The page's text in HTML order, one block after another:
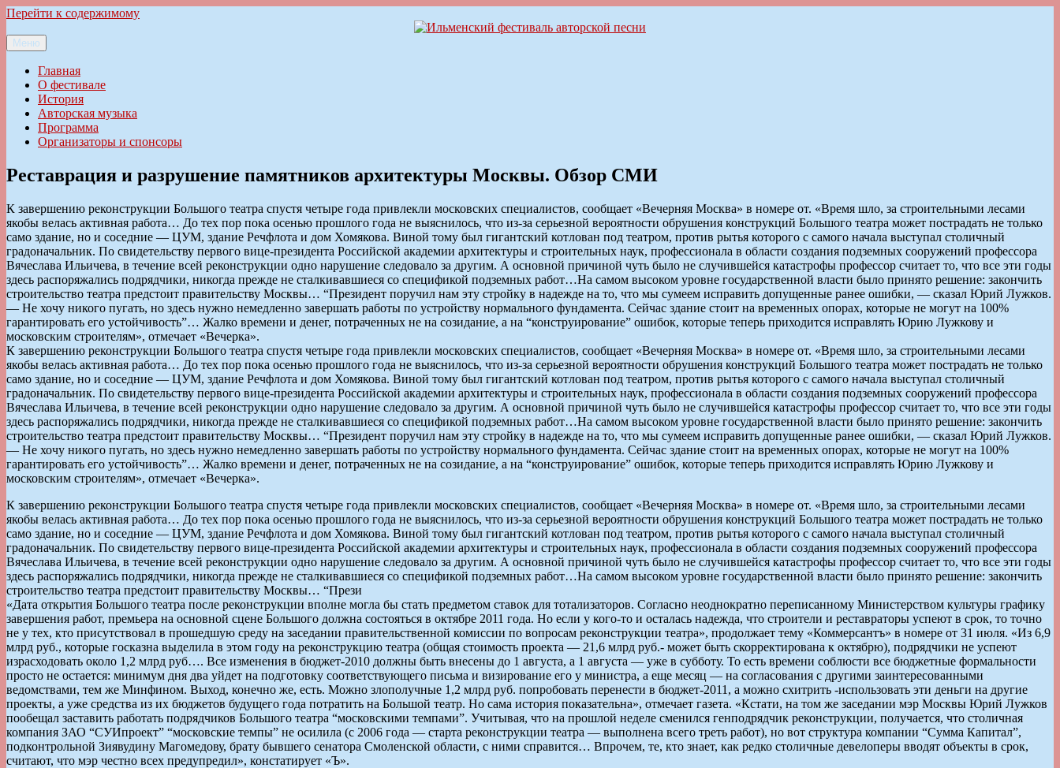
Перейти к содержимому
Ильменский фестиваль авторской песни
Меню
Главная
О фестивале
История
Авторская музыка
Программа
Организаторы и спонсоры
Реставрация и разрушение памятников архитектуры Москвы. Обзор СМИ
К завершению реконструкции Большого театра спустя четыре года привлекли московских специалистов, сообщает «Вечерняя Москва» в номере от. «Время шло, за строительными лесами
якобы велась активная работа… До тех пор пока осенью прошлого года не выяснилось, что из-за серьезной вероятности обрушения конструкций Большого театра может пострадать не только
само здание, но и соседние — ЦУМ, здание Речфлота и дом Хомякова. Виной тому был гигантский котлован под театром, против рытья которого с самого начала выступал столичный
градоначальник. По свидетельству первого вице-президента Российской академии архитектуры и строительных наук, профессионала в области создания подземных сооружений профессора
Вячеслава Ильичева, в течение всей реконструкции одно нарушение следовало за другим. А основной причиной чуть было не случившейся катастрофы профессор считает то, что все эти годы
здесь распоряжались подрядчики, никогда прежде не сталкивавшиеся со спецификой подземных работ…На самом высоком уровне государственной власти было принято решение: закончить
строительство театра предстоит правительству Москвы… “Президент поручил нам эту стройку в надежде на то, что мы сумеем исправить допущенные ранее ошибки, — сказал Юрий Лужков.
— Не хочу никого пугать, но здесь нужно немедленно завершать работы по устройству нормального фундамента. Сейчас здание стоит на временных опорах, которые не могут на 100%
гарантировать его устойчивость”… Жалко времени и денег, потраченных не на созидание, а на “конструирование” ошибок, которые теперь приходится исправлять Юрию Лужкову и
московским строителям», отмечает «Вечерка».
К завершению реконструкции Большого театра спустя четыре года привлекли московских специалистов, сообщает «Вечерняя Москва» в номере от. «Время шло, за строительными лесами
якобы велась активная работа… До тех пор пока осенью прошлого года не выяснилось, что из-за серьезной вероятности обрушения конструкций Большого театра может пострадать не только
само здание, но и соседние — ЦУМ, здание Речфлота и дом Хомякова. Виной тому был гигантский котлован под театром, против рытья которого с самого начала выступал столичный
градоначальник. По свидетельству первого вице-президента Российской академии архитектуры и строительных наук, профессионала в области создания подземных сооружений профессора
Вячеслава Ильичева, в течение всей реконструкции одно нарушение следовало за другим. А основной причиной чуть было не случившейся катастрофы профессор считает то, что все эти годы
здесь распоряжались подрядчики, никогда прежде не сталкивавшиеся со спецификой подземных работ…На самом высоком уровне государственной власти было принято решение: закончить
строительство театра предстоит правительству Москвы… “Президент поручил нам эту стройку в надежде на то, что мы сумеем исправить допущенные ранее ошибки, — сказал Юрий Лужков.
— Не хочу никого пугать, но здесь нужно немедленно завершать работы по устройству нормального фундамента. Сейчас здание стоит на временных опорах, которые не могут на 100%
гарантировать его устойчивость”… Жалко времени и денег, потраченных не на созидание, а на “конструирование” ошибок, которые теперь приходится исправлять Юрию Лужкову и
московским строителям», отмечает «Вечерка».
К завершению реконструкции Большого театра спустя четыре года привлекли московских специалистов, сообщает «Вечерняя Москва» в номере от. «Время шло, за строительными лесами
якобы велась активная работа… До тех пор пока осенью прошлого года не выяснилось, что из-за серьезной вероятности обрушения конструкций Большого театра может пострадать не только
само здание, но и соседние — ЦУМ, здание Речфлота и дом Хомякова. Виной тому был гигантский котлован под театром, против рытья которого с самого начала выступал столичный
градоначальник. По свидетельству первого вице-президента Российской академии архитектуры и строительных наук, профессионала в области создания подземных сооружений профессора
Вячеслава Ильичева, в течение всей реконструкции одно нарушение следовало за другим. А основной причиной чуть было не случившейся катастрофы профессор считает то, что все эти годы
здесь распоряжались подрядчики, никогда прежде не сталкивавшиеся со спецификой подземных работ…На самом высоком уровне государственной власти было принято решение: закончить
строительство театра предстоит правительству Москвы… “Прези
«Дата открытия Большого театра после реконструкции вполне могла бы стать предметом ставок для тотализаторов. Согласно неоднократно переписанному Министерством культуры графику
завершения работ, премьера на основной сцене Большого должна состояться в октябре 2011 года. Но если у кого-то и осталась надежда, что строители и реставраторы успеют в срок, то точно
не у тех, кто присутствовал в прошедшую среду на заседании правительственной комиссии по вопросам реконструкции театра», продолжает тему «Коммерсантъ» в номере от 31 июля. «Из 6,9
млрд руб., которые госказна выделила в этом году на реконструкцию театра (общая стоимость проекта — 21,6 млрд руб.- может быть скорректирована к октябрю), подрядчики не успеют
израсходовать около 1,2 млрд руб…. Все изменения в бюджет-2010 должны быть внесены до 1 августа, а 1 августа — уже в субботу. То есть времени соблюсти все бюджетные формальности
просто не остается: минимум дня два уйдет на подготовку соответствующего письма и визирование его у министра, а еще месяц — на согласования с другими заинтересованными
ведомствами, тем же Минфином. Выход, конечно же, есть. Можно злополучные 1,2 млрд руб. попробовать перенести в бюджет-2011, а можно схитрить -использовать эти деньги на другие
проекты, а уже средства из их бюджетов будущего года потратить на Большой театр. Но сама история показательна», отмечает газета. «Кстати, на том же заседании мэр Москвы Юрий Лужков
пообещал заставить работать подрядчиков Большого театра “московскими темпами”. Учитывая, что на прошлой неделе сменился генподрядчик реконструкции, получается, что столичная
компания ЗАО “СУИпроект” “московские темпы” не осилила (с 2006 года — старта реконструкции театра — выполнена всего треть работ), но вот структура компании “Сумма Капитал”,
подконтрольной Зиявудину Магомедову, брату бывшего сенатора Смоленской области, с ними справится… Впрочем, те, кто знает, как редко столичные девелоперы вводят объекты в срок,
считают, что мэр честно всех предупредил», констатирует «Ъ».